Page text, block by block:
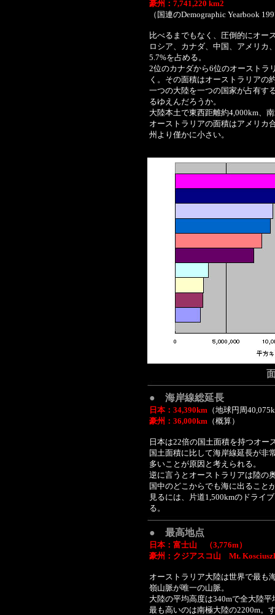
豪州：7,741,220 km2
（国連のDemographic Yearbook
比べるまでもなく、圧倒的にオー
ロシア、カナダ、中国、アメリカ
5.7%を占める。
2位のカナダから6位のオーストラ
く。その面積はオーストラリアの
一つの大陸を一つの国家が占有す
るゆえんだろうか。
大陸本土で東西距離約4,000km、
オーストラリアの面積はアメリカ
州より僅かに小さい。
● 海岸線総延長
日本：34,390km （地球円周
豪州：36,000km （概算）
日本は22倍の国土面積を持つオー
国土面積に比して海岸線延長が非
多いことが原因と考えられる。
逆に言うとオーストラリアは陸の
国中のどこからでも海に出ること
見るには、片道1,500kmのドライ
る。
● 最高地点
日本：富士山 （3,776m）
豪州：クジアスコ山 Mt.
オーストラリア大陸は世界で最も
嶺山脈が唯一の山脈。
大陸の平均高度は340mで全大陸
最も高いのは南極大陸の2200m。